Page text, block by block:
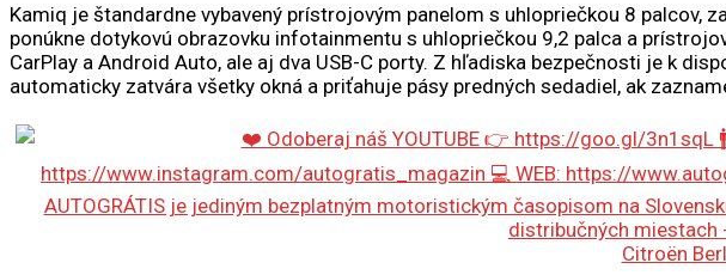
Kamiq je štandardne vybavený prístrojovým panelom s uhlopriečkou 8 palcov,
ponúkne dotykovú obrazovku infotainmentu s uhlopriečkou 9,2 palca a
CarPlay a Android Auto, ale aj dva USB-C porty. Z hľadiska bezpečnosti je k
automaticky zatvára všetky okná a priťahuje pásy predných sedadiel, ak
Citroën